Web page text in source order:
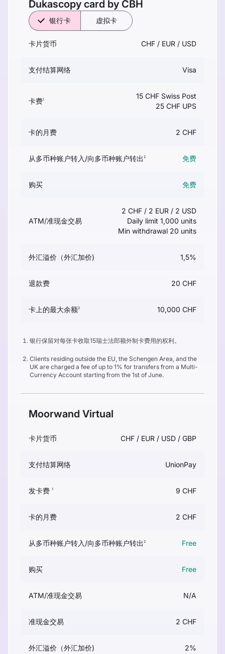
Dukascopy card by CBH
银行卡 虚拟卡
卡片货币 CHF / EUR / USD
支付结算网络 Visa
卡费1
15 CHF Swiss Post
25 CHF UPS
卡的月费 2 CHF
从多币种账户转入/向多币种账户转出 2 免费
购买 免费
ATM/准现金交易
2 CHF / 2 EUR / 2 USD
Daily limit 1,000 units
Min withdrawal 20 units
外汇溢价（外汇加价) 1,5%
退款费 20 CHF
卡上的最大余额2 10,000 CHF
银行保留对每张卡收取15瑞士法郎额外制卡费用的权利。
Clients residing outside the EU, the Schengen Area, and the
UK are charged a fee of up to 1% for transfers from a Multi-
Currency Account starting from the 1st of June.
Moorwand Virtual
卡片货币 CHF / EUR / USD / GBP
支付结算网络 UnionPay
发卡费 1 9 CHF
卡的月费 2 CHF
从多币种账户转入/向多币种账户转出 2 Free
购买 Free
ATM/准现金交易 N/A
准现金交易 2 CHF
外汇溢价（外汇加价) 2%